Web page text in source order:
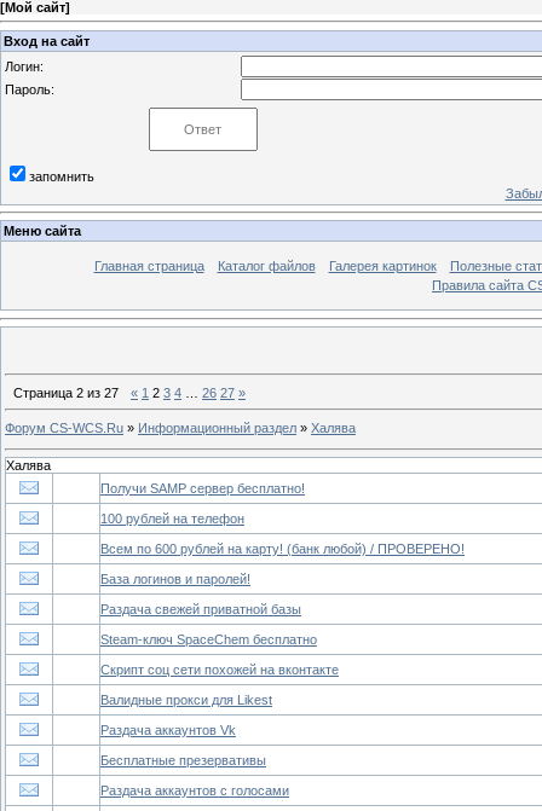
[Мой сайт]
Вход на сайт
Логин:
Пароль:
запомнить
Меню сайта
Главная страница Каталог файлов Галерея картинок
Полезные
Правила сайта
Страница 2 из 27 « 1 2 3 4 26 27 »
Форум CS-WCS.Ru » Информационный раздел » Халява
Халява
Получи SAMP сервер бесплатно!
100 рублей на телефон
Всем по 600 рублей на карту! (банк любой) / ПРОВЕРЕНО!
База логинов и паролей!
Раздача свежей приватной базы
Steam-ключ SpaceChem бесплатно
Скрипт соц сети похожей на вконтакте
Валидные прокси для Likest
Раздача аккаунтов Vk
Бесплатные презервативы
Раздача аккаунтов с голосами